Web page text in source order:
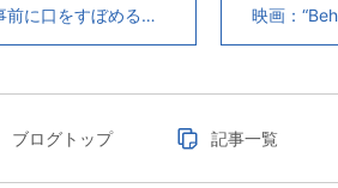
に口をすぼめると“R”の発音がしやすい
ブログトップ 記事一覧